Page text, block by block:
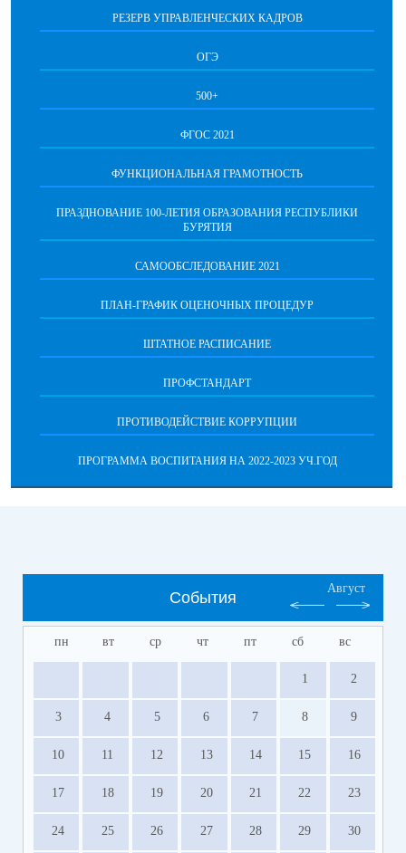
РЕЗЕРВ УПРАВЛЕНЧЕСКИХ КАДРОВ
ОГЭ
500+
ФГОС 2021
ФУНКЦИОНАЛЬНАЯ ГРАМОТНОСТЬ
ПРАЗДНОВАНИЕ 100-ЛЕТИЯ ОБРАЗОВАНИЯ РЕСПУБЛИКИ
БУРЯТИЯ
САМООБСЛЕДОВАНИЕ 2021
ПЛАН-ГРАФИК ОЦЕНОЧНЫХ ПРОЦЕДУР
ШТАТНОЕ РАСПИСАНИЕ
ПРОФСТАНДАРТ
ПРОТИВОДЕЙСТВИЕ КОРРУПЦИИ
ПРОГРАММА ВОСПИТАНИЯ НА 2022-2023 УЧ.ГОД
События
Август
пн вт ср чт пт сб вс
1 2
3 4 5 6 7 8 9
10 11 12 13 14 15 16
17 18 19 20 21 22 23
24 25 26 27 28 29 30